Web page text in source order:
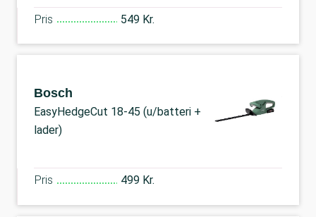
Pris 549 Kr.
Bosch
EasyHedgeCut 18-45 (u/batteri +
lader)
Pris 499 Kr.